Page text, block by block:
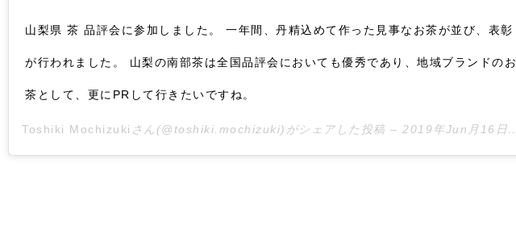
山梨県 茶 品評会に参加しました。 一年間、丹精込めて作った見事なお茶が並び、表彰
が行われました。 山梨の南部茶は全国品評会においても優秀であり、地域ブランドのお
茶として、更にPRして行きたいですね。
Toshiki Mochizuki さん(@toshiki.mochizuki)がシェアした投稿 – 2019年Jun月16日pm1時10分PDT